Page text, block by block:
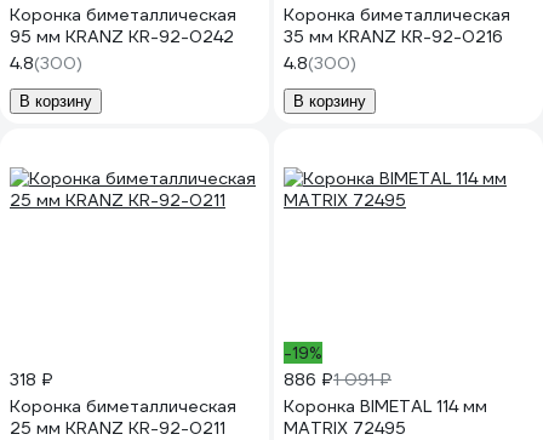
Коронка биметаллическая
95 мм KRANZ KR-92-0242
4.8(300)
В корзину
Коронка биметаллическая
35 мм KRANZ KR-92-0216
4.8(300)
В корзину
318 ₽
Коронка биметаллическая
25 мм KRANZ KR-92-0211
-19%
886 ₽1 091 ₽
Коронка BIMETAL 114 мм
MATRIX 72495